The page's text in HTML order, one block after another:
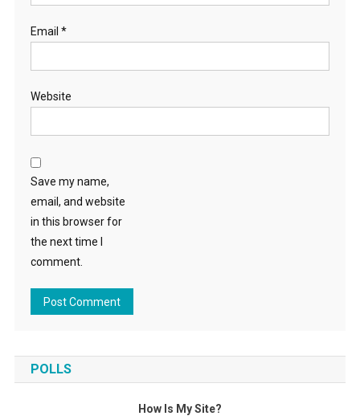
Email *
Website
Save my name,
email, and website
in this browser for
the next time I
comment.
POLLS
How Is My Site?